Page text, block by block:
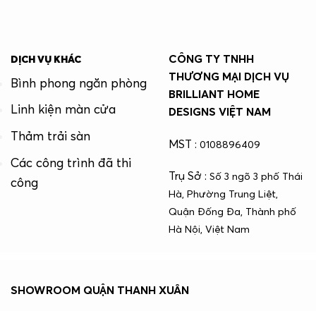
DỊCH VỤ KHÁC
Bình phong ngăn phòng
Linh kiện màn cửa
Thảm trải sàn
Các công trình đã thi
công
CÔNG TY TNHH
THƯƠNG MẠI DỊCH VỤ
BRILLIANT HOME
DESIGNS VIỆT NAM
MST : 0108896409
Trụ Sở : Số 3 ngõ 3 phố Thái
Hà, Phường Trung Liệt,
Quận Đống Đa, Thành phố
Hà Nội, Việt Nam
SHOWROOM QUẬN THANH XUÂN